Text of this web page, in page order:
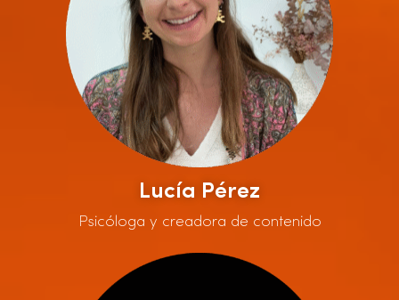
Lucía Pérez
Psicóloga y creadora de contenido